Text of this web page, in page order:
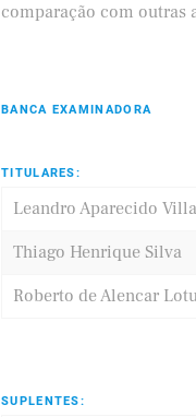
comparação com outras
BANCA EXAMINADORA
TITULARES:
Leandro Aparecido
Thiago Henrique Silva
Roberto de Alencar
SUPLENTES: